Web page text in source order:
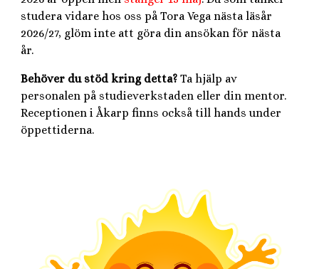
studera vidare hos oss på Tora Vega nästa läsår
2026/27, glöm inte att göra din ansökan för nästa
år.
Behöver du stöd kring detta? Ta hjälp av
personalen på studieverkstaden eller din mentor.
Receptionen i Åkarp finns också till hands under
öppettiderna.